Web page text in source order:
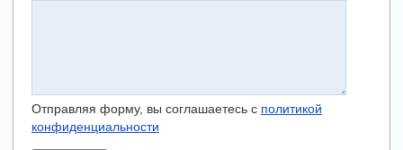
Отправляя форму, вы соглашаетесь с политикой
конфиденциальности